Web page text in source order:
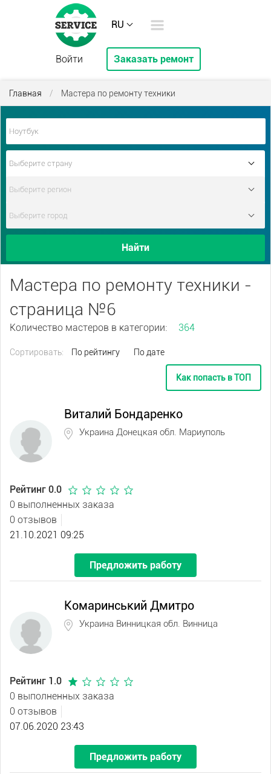
RU
Войти Заказать ремонт
Главная / Мастера по ремонту техники
Найти
Мастера по ремонту техники -
страница №6
Количество мастеров в категории: 364
Сортировать: По рейтингу По дате
Как попасть в ТОП
Виталий Бондаренко
Украина Донецкая обл. Мариуполь
Рейтинг 0.0
0 выполненных заказа
0 отзывов
21.10.2021 09:25
Предложить работу
Комаринський Дмитро
Украина Винницкая обл. Винница
Рейтинг 1.0
0 выполненных заказа
0 отзывов
07.06.2020 23:43
Предложить работу